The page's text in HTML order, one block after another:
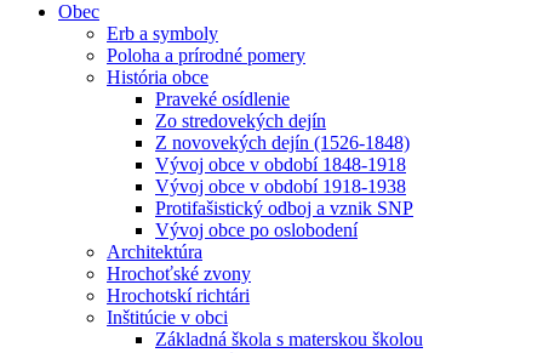
Obec
Erb a symboly
Poloha a prírodné pomery
História obce
Praveké osídlenie
Zo stredovekých dejín
Z novovekých dejín (1526-1848)
Vývoj obce v období 1848-1918
Vývoj obce v období 1918-1938
Protifašistický odboj a vznik SNP
Vývoj obce po oslobodení
Architektúra
Hrochoťské zvony
Hrochotskí richtári
Inštitúcie v obci
Základná škola s materskou školou